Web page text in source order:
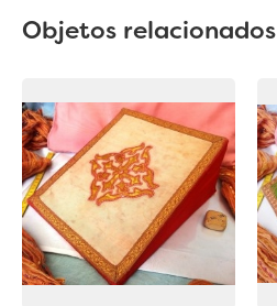
Objetos relacionados